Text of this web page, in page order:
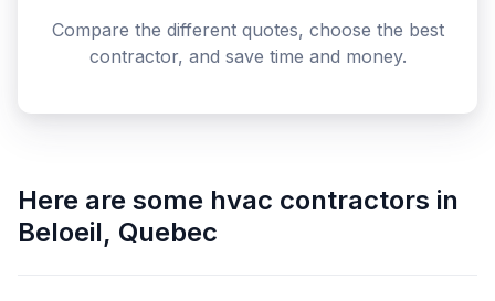
Compare the different quotes, choose the best
contractor, and save time and money.
Here are some hvac contractors in
Beloeil, Quebec